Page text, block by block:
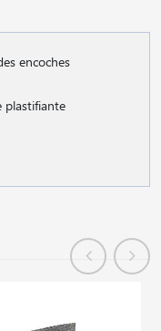
encoches
plastifiante